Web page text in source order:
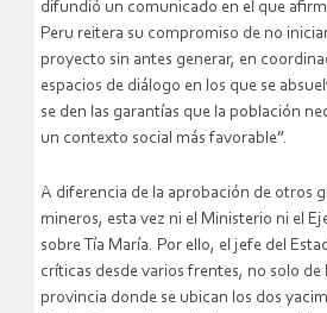
difundió un comunicado en el que
Peru reitera su compromiso de no
proyecto sin antes generar, en
espacios de diálogo en los que se
se den las garantías que la población
un contexto social más favorable”.
A diferencia de la aprobación de otros
mineros, esta vez ni el Ministerio ni el
sobre Tía María. Por ello, el jefe del
críticas desde varios frentes, no solo de
provincia donde se ubican los dos